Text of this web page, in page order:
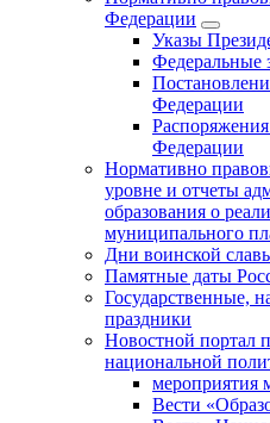
Федерации
Указы
Федеральные
Федерации
Федерации
Нормативно
уровне и отчеты
образования о
муниципального
Дни воинской
Памятные даты
Государственные,
праздники
Новостной портал
национальной
мероприятия
Вести